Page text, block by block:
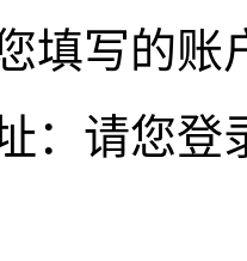
填写的账
：请您登